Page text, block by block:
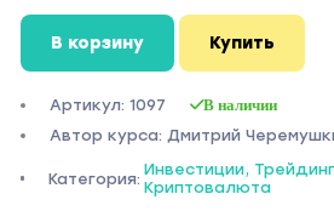
В корзину Купить
Артикул: 1097 В наличии
Автор курса: Дмитрий
Категория: Инвестиции,
Криптовалюта